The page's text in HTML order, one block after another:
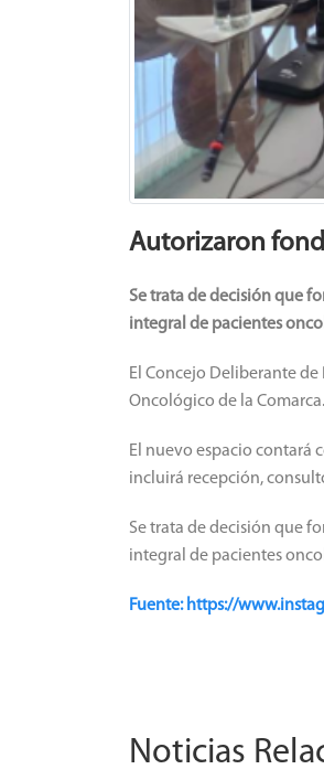
Autorizaron
Se trata de decisión que
integral de pacientes
El Concejo Deliberante
Oncológico de la
El nuevo espacio contará
incluirá recepción,
Se trata de decisión que
integral de pacientes
Fuente: https://
Noticias